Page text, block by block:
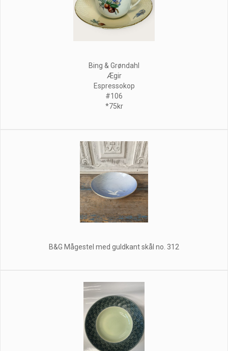
Bing & Grøndahl
Ægir
Espressokop
#106
*75kr
B&G Mågestel med guldkant skål no. 312